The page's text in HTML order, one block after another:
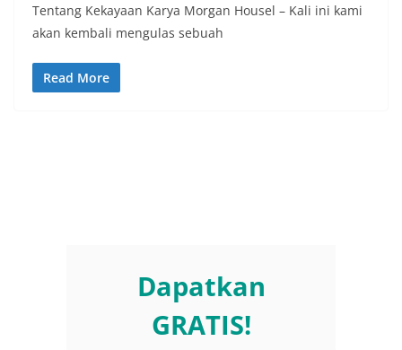
Tentang Kekayaan Karya Morgan Housel – Kali ini kami
akan kembali mengulas sebuah
Read More
Dapatkan
GRATIS!